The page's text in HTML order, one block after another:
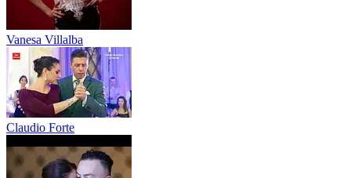
Vanesa Villalba
Claudio Forte